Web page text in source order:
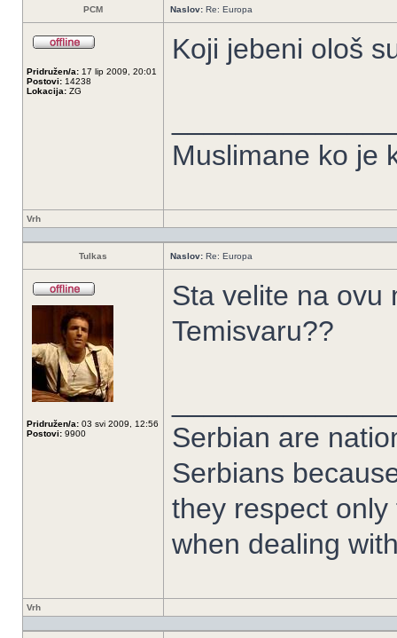
PCM Naslov: Re: Europa
Pridružen/a: 17 lip 2009, 20:01
Postovi: 14238
Lokacija: ZG
Koji jebeni ološ
Muslimane ko je
Vrh
Tulkas Naslov: Re: Europa
Pridružen/a: 03 svi 2009, 12:56
Postovi: 9900
Sta velite na ovu
Temisvaru??
Serbian are
Serbians
they respect
when dealing
Vrh